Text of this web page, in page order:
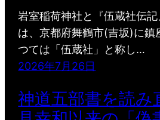
岩室稲荷神社と『伍蔵社伝
は、京都府舞鶴市(吉坂)に鎮
つては「伍蔵社」と称し…
2026年7月26日
神道五部書を読み